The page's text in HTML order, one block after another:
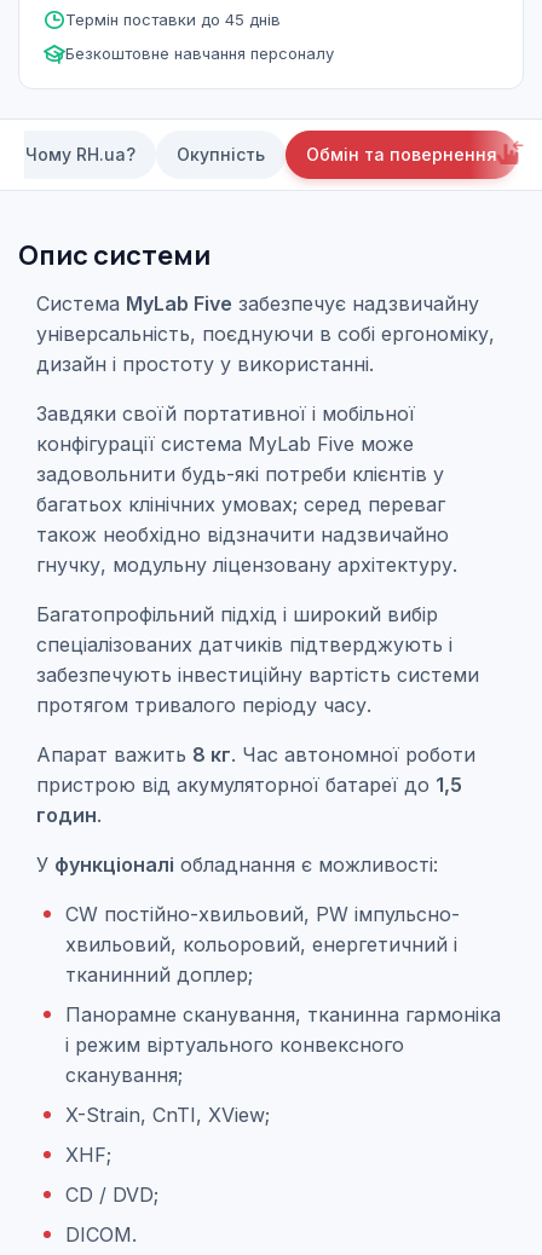
Термін поставки до 45 днів
Безкоштовне навчання персоналу
Чому RH.ua? Окупність Обмін та повернення
Опис системи
Система MyLab Five забезпечує надзвичайну
універсальність, поєднуючи в собі ергономіку,
дизайн і простоту у використанні.
Завдяки своїй портативної і мобільної
конфігурації система MyLab Five може
задовольнити будь-які потреби клієнтів у
багатьох клінічних умовах; серед переваг
також необхідно відзначити надзвичайно
гнучку, модульну ліцензовану архітектуру.
Багатопрофільний підхід і широкий вибір
спеціалізованих датчиків підтверджують і
забезпечують інвестиційну вартість системи
протягом тривалого періоду часу.
Апарат важить 8 кг. Час автономної роботи
пристрою від акумуляторної батареї до 1,5
годин.
У функціоналі обладнання є можливості:
CW постійно-хвильовий, PW імпульсно-
хвильовий, кольоровий, енергетичний і
тканинний доплер;
Панорамне сканування, тканинна гармоніка
і режим віртуального конвексного
сканування;
X-Strain, CnTI, XView;
XHF;
CD / DVD;
DICOM.